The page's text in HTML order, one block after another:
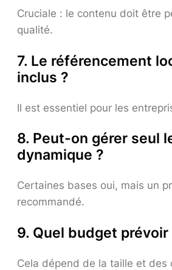
Cruciale : le contenu doit être
qualité.
7. Le référencement
inclus ?
Il est essentiel pour les
8. Peut-on gérer seul
dynamique ?
Certaines bases oui, mais un
recommandé.
9. Quel budget prévoir
Cela dépend de la taille et des